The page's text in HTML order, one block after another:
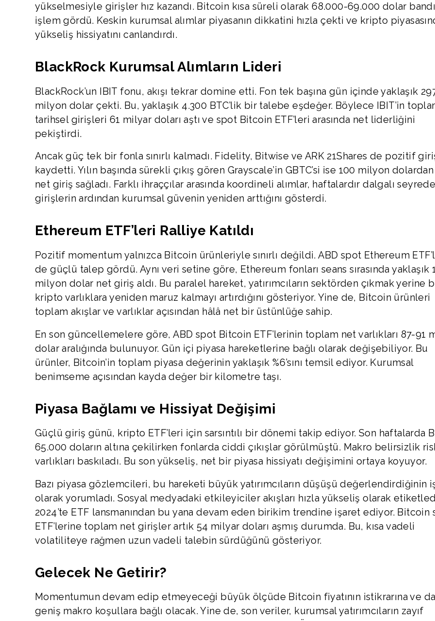
yükselmesiyle girişler hız kazandı. Bitcoin kısa süreli olarak 68.000-69.000 dolar
işlem gördü. Keskin kurumsal alımlar piyasanın dikkatini hızla çekti ve kripto
yükseliş hissiyatını canlandırdı.
BlackRock Kurumsal Alımların Lideri
BlackRock’un IBIT fonu, akışı tekrar domine etti. Fon tek başına gün içinde yaklaşık
milyon dolar çekti. Bu, yaklaşık 4.300 BTC’lik bir talebe eşdeğer. Böylece IBIT’in
tarihsel girişleri 61 milyar doları aştı ve spot Bitcoin ETF’leri arasında net liderliğini
pekiştirdi.
Ancak güç tek bir fonla sınırlı kalmadı. Fidelity, Bitwise ve ARK 21Shares de pozitif
kaydetti. Yılın başında sürekli çıkış gören Grayscale’in GBTC’si ise 100 milyon
net giriş sağladı. Farklı ihraççılar arasında koordineli alımlar, haftalardır dalgalı
girişlerin ardından kurumsal güvenin yeniden arttığını gösterdi.
Ethereum ETF’leri Ralliye Katıldı
Pozitif momentum yalnızca Bitcoin ürünleriyle sınırlı değildi. ABD spot Ethereum
de güçlü talep gördü. Aynı veri setine göre, Ethereum fonları seans sırasında yaklaşık
milyon dolar net giriş aldı. Bu paralel hareket, yatırımcıların sektörden çıkmak yerine
kripto varlıklara yeniden maruz kalmayı artırdığını gösteriyor. Yine de, Bitcoin ürünleri
toplam akışlar ve varlıklar açısından hâlâ net bir üstünlüğe sahip.
En son güncellemelere göre, ABD spot Bitcoin ETF’lerinin toplam net varlıkları 87-91
dolar aralığında bulunuyor. Gün içi piyasa hareketlerine bağlı olarak değişebiliyor. Bu
ürünler, Bitcoin’in toplam piyasa değerinin yaklaşık %6’sını temsil ediyor. Kurumsal
benimseme açısından kayda değer bir kilometre taşı.
Piyasa Bağlamı ve Hissiyat Değişimi
Güçlü giriş günü, kripto ETF’leri için sarsıntılı bir dönemi takip ediyor. Son haftalarda
65.000 doların altına çekilirken fonlarda ciddi çıkışlar görülmüştü. Makro belirsizlik
varlıkları baskıladı. Bu son yükseliş, net bir piyasa hissiyatı değişimini ortaya koyuyor.
Bazı piyasa gözlemcileri, bu hareketi büyük yatırımcıların düşüşü değerlendirdiğinin
olarak yorumladı. Sosyal medyadaki etkileyiciler akışları hızla yükseliş olarak
2024’te ETF lansmanından bu yana devam eden birikim trendine işaret ediyor. Bitcoin
ETF’lerine toplam net girişler artık 54 milyar doları aşmış durumda. Bu, kısa vadeli
volatiliteye rağmen uzun vadeli talebin sürdüğünü gösteriyor.
Gelecek Ne Getirir?
Momentumun devam edip etmeyeceği büyük ölçüde Bitcoin fiyatının istikrarına ve
geniş makro koşullara bağlı olacak. Yine de, son veriler, kurumsal yatırımcıların zayıf